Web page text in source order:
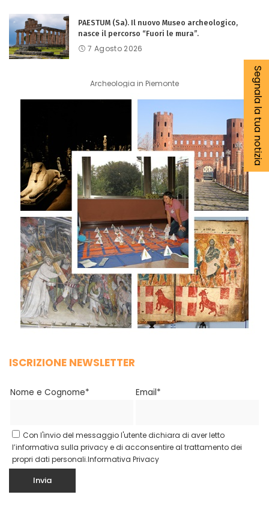
PAESTUM (Sa). Il nuovo Museo archeologico,
nasce il percorso “Fuori le mura”.
7 Agosto 2026
Archeologia in Piemonte
ISCRIZIONE NEWSLETTER
Nome e Cognome* Email*
Con l'invio del messaggio l'utente dichiara di aver letto
l’informativa sulla privacy e di acconsentire al trattamento dei
propri dati personali.Informativa Privacy
Segnala la tua notizia